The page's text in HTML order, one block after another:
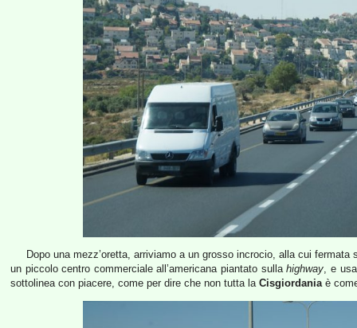
Dopo una mezz’oretta, arriviamo a un grosso incrocio, alla cui
un piccolo centro commerciale all’americana piantato sullahighway, e
sottolinea con piacere, come per dire che non tutta la Cisgiordaniaè